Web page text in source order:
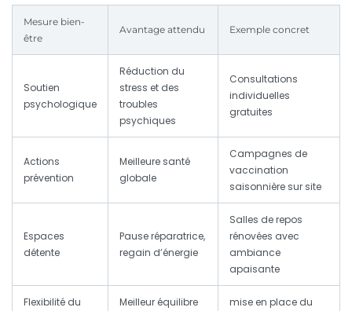
Mesure bien-
être
Avantage attendu Exemple concret
Soutien
psychologique
Réduction du
stress et des
troubles
psychiques
Consultations
individuelles
gratuites
Actions
prévention
Meilleure santé
globale
Campagnes de
vaccination
saisonnière sur site
Espaces
détente
Pause réparatrice,
regain d’énergie
Salles de repos
rénovées avec
ambiance
apaisante
Flexibilité du
Meilleur équilibre
mise en place du